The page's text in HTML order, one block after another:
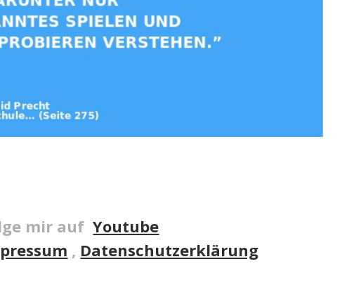
mir auf Youtube
, Datenschutzerklärung